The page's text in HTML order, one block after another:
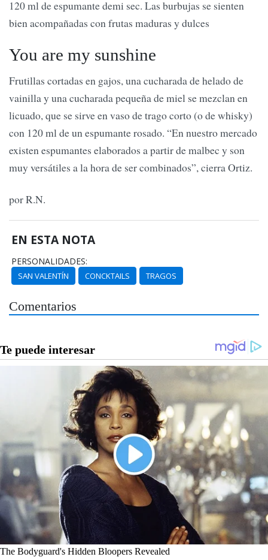
120 ml de espumante demi sec. Las burbujas se sienten
bien acompañadas con frutas maduras y dulces
You are my sunshine
Frutillas cortadas en gajos, una cucharada de helado de
vainilla y una cucharada pequeña de miel se mezclan en
licuado, que se sirve en vaso de trago corto (o de whisky)
con 120 ml de un espumante rosado. “En nuestro mercado
existen espumantes elaborados a partir de malbec y son
muy versátiles a la hora de ser combinados”, cierra Ortiz.
por R.N.
EN ESTA NOTA
PERSONALIDADES:
SAN VALENTÍN CONCKTAILS TRAGOS
Comentarios